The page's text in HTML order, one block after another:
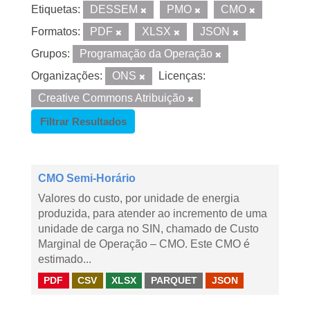
Etiquetas: DESSEM PMO
CMO
Formatos:
PDF XLSX
JSON
Grupos:
Programação da Operação
Organizações:
ONS
Licenças:
Creative Commons Atribuição
Filtrar Resultados
CMO Semi-Horário
Valores do custo, por unidade de energia
produzida, para atender ao incremento de uma
unidade de carga no SIN, chamado de Custo
Marginal de Operação – CMO. Este CMO é
estimado...
PDF CSV XLSX PARQUET JSON